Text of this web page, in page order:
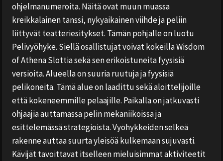
ohjelmanumeroita. Näitä ovat muun muassa
kreikkalainen tanssi, nykyaikainen viihde ja peliin
liittyvät teatteriesitykset. Tämän pohjalle on luotu
Pelivyöhyke. Siellä osallistujat voivat kokeilla Wisdom
of Athena Slottia sekä sen erikoistuneita fyysisiä
versioita. Alueella on suuria ruutuja ja fyysisiä
pelikoneita. Tämä alue on laadittu sekä aloittelijoille
että kokeneemmille pelaajille. Paikalla on jatkuvasti
ohjaajia auttamassa pelin mekaniikoissa ja
esittelemässä strategioista. Vyöhykkeiden selkeä
rakenne auttaa suurta yleisöä kulkemaan sujuvasti.
Kävijät tavoittavat itselleen mieluisimmat aktiviteetit